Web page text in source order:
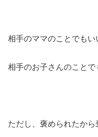
相手のママのことでもい
相手のお子さんのことで
ただし、褒められたか